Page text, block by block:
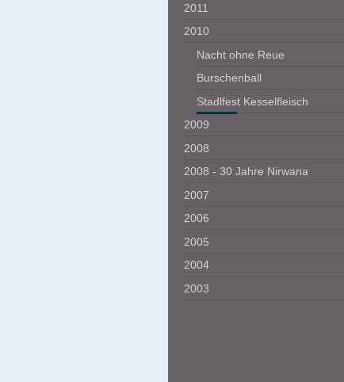
2011
2010
Nacht ohne Reue
Burschenball
Stadlfest Kesselfleisch
2009
2008
2008 - 30 Jahre Nirwana
2007
2006
2005
2004
2003